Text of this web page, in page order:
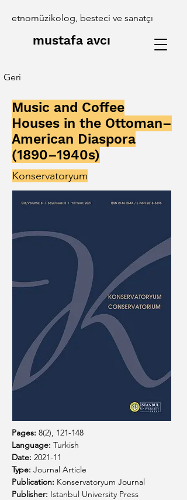
etnomüzikolog, besteci ve sanatçı
mustafa avcı
Geri
Music and Coffee
Houses in the Ottoman–
American Diaspora
(1890–1940s)
Konservatoryum
Pages: 8(2), 121-148
Language: Turkish
Date: 2021-11
Type: Journal Article
Publication: Konservatoryum Journal
Publisher: Istanbul University Press